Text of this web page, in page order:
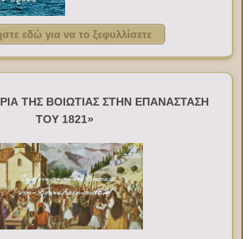
εδώ για να το ξεφυλλίσετε
ΤΗΣ ΒΟΙΩΤΙΑΣ ΣΤΗΝ ΕΠΑΝΑΣΤΑΣΗ
ΤΟΥ 1821»